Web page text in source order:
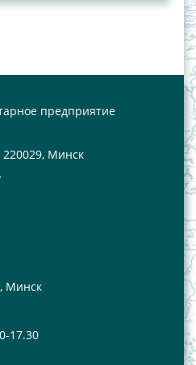
предприятие
Минск
Минск
17.30